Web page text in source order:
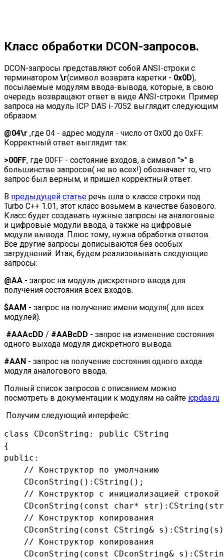
Класс обработки DCON-запросов.
DCON-запросы представляют собой ANSI-строки с
терминатором \r(символ возврата каретки - 0x0D),
посылаемые модулям ввода-вывода, которые, в свою
очередь возвращают ответ в виде ANSI-строки. Пример
запроса на модуль ICP DAS i-7052 выглядит следующим
образом:
@04\r ,где 04 - адрес модуля - число от 0x00 до 0xFF.
Корректный ответ выглядит так:
>00FF, где 00FF - состояние входов, а символ ">" в
большинстве запросов( не во всех!) обозначает то, что
запрос был верным, и пришел корректный ответ.
В предыдущей статье речь шла о классе строки под
Turbo C++ 1.01, этот класс возьмем в качестве базового.
Класс будет создавать нужные запросы на аналоговые
и цифровые модули ввода, а также на цифровые
модули вывода. Плюс тому, нужна обработка ответов.
Все другие запросы дописываются без особых
затруднений. Итак, будем реализовывать следующие
запросы:
@AA - запрос на модуль дискретного ввода для
получения состояния всех входов.
$AAM - запрос на получение имени модуля( для всех
модулей).
#AAAcDD / #AABcDD - запрос на изменение состояния
одного выхода модуля дискретного вывода.
#AAN - запрос на получение состояния одного входа
модуля аналогового ввода.
Полный список запросов с описанием можно
посмотреть в документации к модулям на сайте icpdas.ru
Получим следующий интерфейс:
class CDconString: public CString
{
public:
    // Конструктор по умолчанию
    CDconString():CString();
    // Конструктор с инициализацией строкой
CDconString(const char*
    // Конструктор копирования
CDconString(const CString&
    // Конструктор копирования
CDconString(const CDconString&